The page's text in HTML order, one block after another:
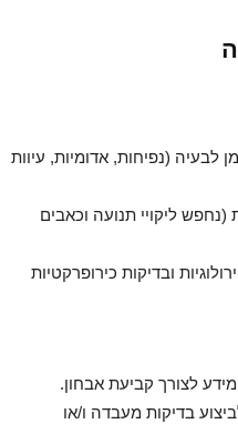
לבעיה (נפיחות, אדומיות, עיוות
ליקויי תנועה וכאבים
ובדיקות כירופרקטיות
לצורך קביעת אבחון.
בדיקות מעבדה ו/או